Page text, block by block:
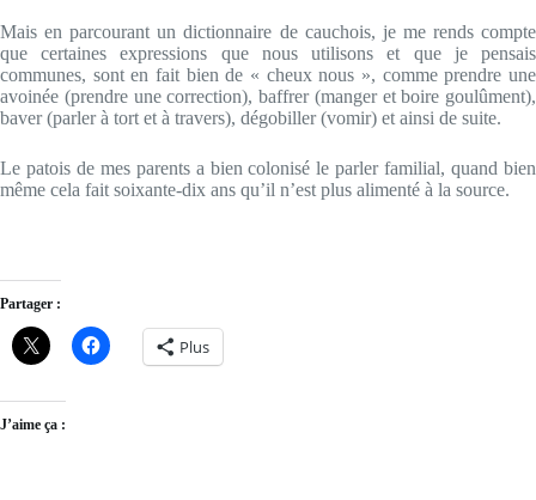
Mais en parcourant un dictionnaire de cauchois, je me rends compte
que certaines expressions que nous utilisons et que je pensais
communes, sont en fait bien de « cheux nous », comme prendre une
avoinée (prendre une correction), baffrer (manger et boire goulûment),
baver (parler à tort et à travers), dégobiller (vomir) et ainsi de suite.
Le patois de mes parents a bien colonisé le parler familial, quand bien
même cela fait soixante-dix ans qu’il n’est plus alimenté à la source.
Partager :
Plus
J’aime ça :